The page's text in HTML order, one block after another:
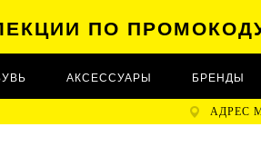
ПО ПРОМОКОДУ
АДРЕС
АКСЕССУАРЫ БРЕНДЫ